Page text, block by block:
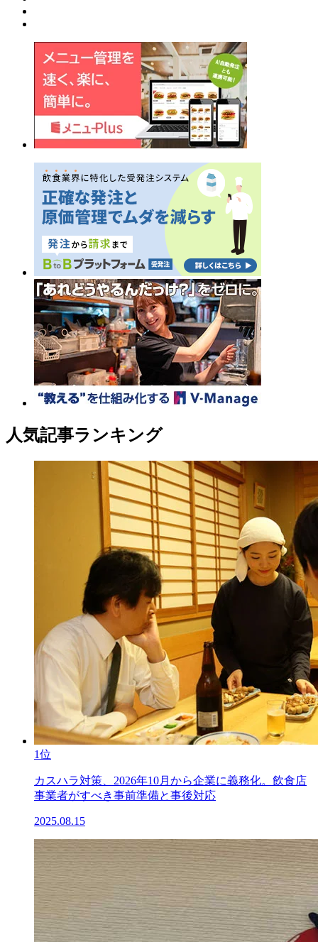
人気記事ランキング
1位
カスハラ対策、2026年10月から企業に義務化。飲食店
事業者がすべき事前準備と事後対応
2025.08.15